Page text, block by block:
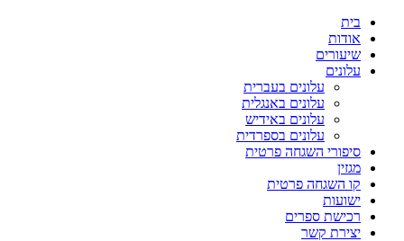
בית
אודות
שיעורים
עלונים
עלונים בעברית
עלונים באנגלית
עלונים באידיש
עלונים בספרדית
סיפורי השגחה פרטית
מגזין
קו השגחה פרטית
ישועות
רכישת ספרים
יצירת קשר